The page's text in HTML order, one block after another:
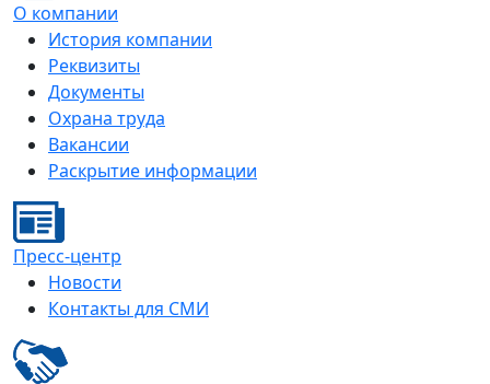
О компании
История компании
Реквизиты
Документы
Охрана труда
Вакансии
Раскрытие информации
Пресс-центр
Новости
Контакты для СМИ